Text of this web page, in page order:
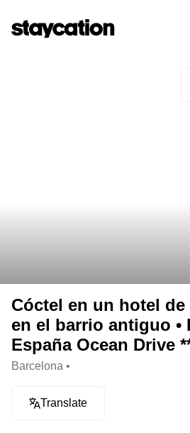
Cóctel en un hotel de
en el barrio antiguo •
España Ocean Drive
Barcelona •
Translate